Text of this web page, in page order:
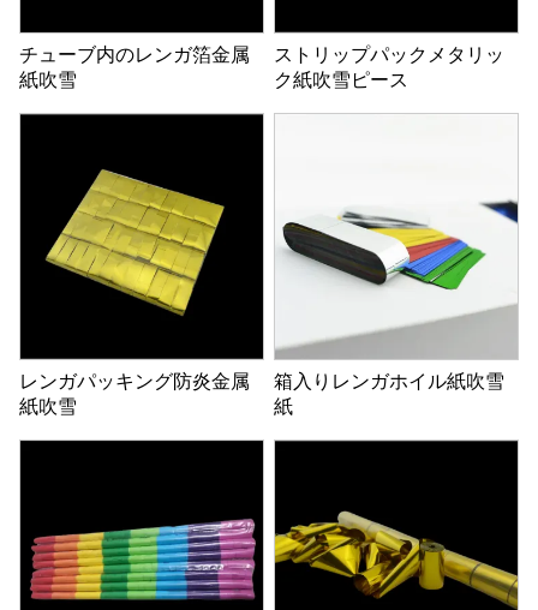
チューブ内のレンガ箔金属
紙吹雪
ストリップパックメタリッ
ク紙吹雪ピース
レンガパッキング防炎金属
紙吹雪
箱入りレンガホイル紙吹雪
紙